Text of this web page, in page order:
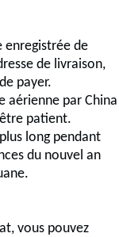
enregistrée de
de livraison,
payer.
aérienne par China
patient.
long pendant
du nouvel an
vous pouvez